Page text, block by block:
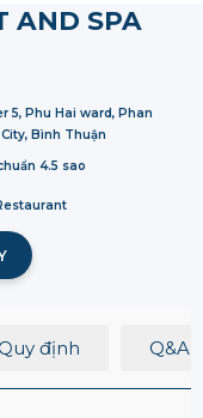
AND SPA
5, Phu Hai ward, Phan
Bình Thuận
4.5 sao
định Q&A